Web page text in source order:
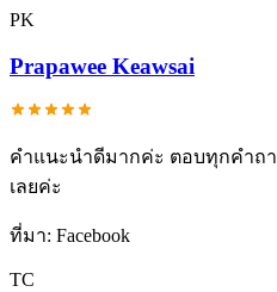
PK
Prapawee Keawsai
คำแนะนำดีมากค่ะ ตอบทุกคำถ
เลยค่ะ
ที่มา: Facebook
TC